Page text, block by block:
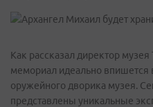
Как рассказал директор
мемориал идеально впишется
оружейного дворика музея.
представлены уникальные